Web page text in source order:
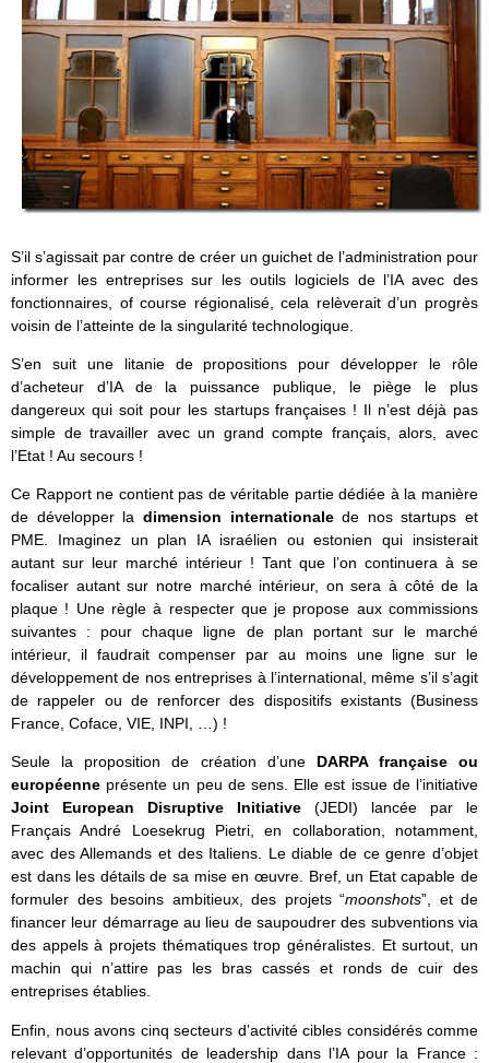
S’il s’agissait par contre de créer un guichet de l’administration pour
informer les entreprises sur les outils logiciels de l’IA avec des
fonctionnaires, of course régionalisé, cela relèverait d’un progrès
voisin de l’atteinte de la singularité technologique.
S’en suit une litanie de propositions pour développer le rôle
d’acheteur d’IA de la puissance publique, le piège le plus
dangereux qui soit pour les startups françaises ! Il n’est déjà pas
simple de travailler avec un grand compte français, alors, avec
l’Etat ! Au secours !
Ce Rapport ne contient pas de véritable partie dédiée à la manière
de développer la dimension internationalede nos startups et
PME. Imaginez un plan IA israélien ou estonien qui insisterait
autant sur leur marché intérieur ! Tant que l’on continuera à se
focaliser autant sur notre marché intérieur, on sera à côté de la
plaque ! Une règle à respecter que je propose aux commissions
suivantes : pour chaque ligne de plan portant sur le marché
intérieur, il faudrait compenser par au moins une ligne sur le
développement de nos entreprises à l’international, même s’il s’agit
de rappeler ou de renforcer des dispositifs existants (Business
France, Coface, VIE, INPI, …) !
Seule la proposition de création d’une DARPA française ou
européenne présente un peu de sens. Elle est issue de l’initiative
Joint European Disruptive Initiative (JEDI) lancée par le
Français André Loesekrug Pietri, en collaboration, notamment,
avec des Allemands et des Italiens. Le diable de ce genre d’objet
est dans les détails de sa mise en œuvre. Bref, un Etat capable de
formuler des besoins ambitieux, des projets “moonshots”, et de
financer leur démarrage au lieu de saupoudrer des subventions via
des appels à projets thématiques trop généralistes. Et surtout, un
machin qui n’attire pas les bras cassés et ronds de cuir des
entreprises établies.
Enfin, nous avons cinq secteurs d’activité cibles considérés comme
relevant d’opportunités de leadership dans l’IA pour la France :